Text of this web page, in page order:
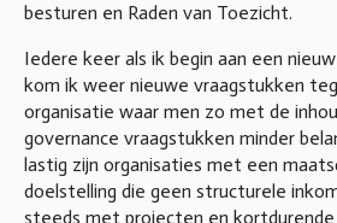
besturen en Raden van Toezicht.
Iedere keer als ik begin aan een
kom ik weer nieuwe vraagstukken
organisatie waar men zo met de
governance vraagstukken minder
lastig zijn organisaties met een
doelstelling die geen structurele
steeds met projecten en